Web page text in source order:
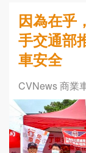
因為在乎
手交通部
車安全
CVNews 商業